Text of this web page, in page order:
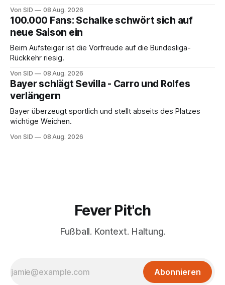
Von SID 08 Aug. 2026
100.000 Fans: Schalke schwört sich auf
neue Saison ein
Beim Aufsteiger ist die Vorfreude auf die Bundesliga-
Rückkehr riesig.
Von SID 08 Aug. 2026
Bayer schlägt Sevilla - Carro und Rolfes
verlängern
Bayer überzeugt sportlich und stellt abseits des Platzes
wichtige Weichen.
Von SID 08 Aug. 2026
Fever Pit'ch
Fußball. Kontext. Haltung.
Abonnieren